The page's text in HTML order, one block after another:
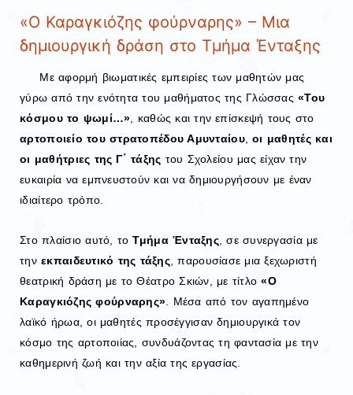
«Ο Καραγκιόζης φούρναρης» – Μια
δημιουργική δράση στο Τμήμα Ένταξης
Με αφορμή βιωματικές εμπειρίες των μαθητών μας
γύρω από την ενότητα του μαθήματος της Γλώσσας«Του
κόσμου το ψωμί…» , καθώς και την επίσκεψή τους στο
αρτοποιείο του στρατοπέδου Αμυνταίου,οι μαθητές και
οι μαθήτριες της Γ΄ τάξης του Σχολείου μας είχαν την
ευκαιρία να εμπνευστούν και να δημιουργήσουν με έναν
ιδιαίτερο τρόπο.
Στο πλαίσιο αυτό, τοΤμήμα Ένταξης, σε συνεργασία με
τηνεκπαιδευτικό της τάξης, παρουσίασε μια ξεχωριστή
θεατρική δράση με το Θέατρο Σκιών, με τίτλο«Ο
Καραγκιόζης φούρναρης». Μέσα από τον αγαπημένο
λαϊκό ήρωα, οι μαθητές προσέγγισαν δημιουργικά τον
κόσμο της αρτοποιίας, συνδυάζοντας τη φαντασία με την
καθημερινή ζωή και την αξία της εργασίας.